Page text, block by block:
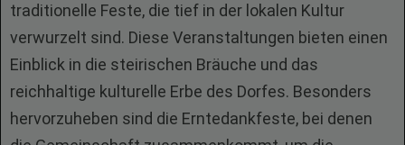
traditionelle Feste, die tief in der lokalen Kultur
verwurzelt sind. Diese Veranstaltungen bieten einen
Einblick in die steirischen Bräuche und das
reichhaltige kulturelle Erbe des Dorfes. Besonders
hervorzuheben sind die Erntedankfeste, bei denen